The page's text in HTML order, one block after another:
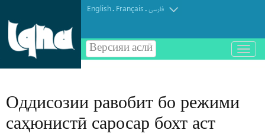
English. Français.فارسی
Версияи аслӣ
باز
و
Оддисозии равобит бо режими
саҳюнистӣ саросар бохт аст